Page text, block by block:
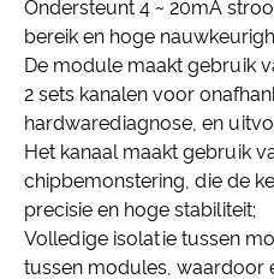
Ondersteunt 4 ~ 20mA
bereik en hoge
De module maakt gebruik
2 sets kanalen voor
hardwarediagnose, en
Het kanaal maakt gebruik
chipbemonstering, die de
precisie en hoge stabiliteit;
Volledige isolatie tussen
tussen modules, waardoor